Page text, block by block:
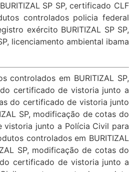
SP SP, certificado CLF
controlados policia federal
exército BURITIZAL SP SP,
licenciamento ambiental ibama
de cotas do certificado de vistoria junto a Polícia Civil para depósito fechado de produto controlado em BURITIZAL SP, inclusão de cotas do certificado de vistoria junto a Polícia Civil para depósito fechado de produtos controlados em BURITIZAL SP, licença para depósito fechado de produto controlado em BURITIZAL SP, inclusão de cotas do certificado de vistoria junto a Polícia Civil para armazenagem de produtos controlados em BURITIZAL SP, inclusão de cotas do certificado de vistoria junto a Polícia Civil para armazenagem de produto controlado em BURITIZAL SP, inclusão de cotas do certificado de vistoria junto a Polícia Civil para deposito de produtos controlados em BURITIZAL SP, inclusão de cotas do certificado de vistoria junto a Polícia Civil para deposito de produto controlado em BURITIZAL SP, inclusão de cotas do certificado de vistoria junto a Polícia Civil fins industriais em BURITIZAL SP, inclusão de cotas do certificado de vistoria junto a Polícia Civil para manipulação em farmácia de produtos controlados em BURITIZAL SP, inclusão de cotas do certificado de vistoria junto a Polícia Civil para manipulação em farmácia de produto controlado em BURITIZAL SP, inclusão de cotas do certificado de vistoria junto a Polícia Civil transporte de produtos controlados em BURITIZAL SP, inclusão de cotas do certificado de vistoria junto a Polícia Civil para transporte de produto controlado. inclusão de cotas do certificado de vistoria junto a Polícia Civil para fabricação de produto controlado em BURITIZAL SP, inclusão de cotas do certificado de vistoria junto a Polícia Civil para fabricação de produtos controlados em BURITIZAL SP, inclusão de cotas do certificado de vistoria junto a Polícia Civil para importação e exportação de produtos controlados em BURITIZAL SP, inclusão de cotas do certificado de vistoria junto a P